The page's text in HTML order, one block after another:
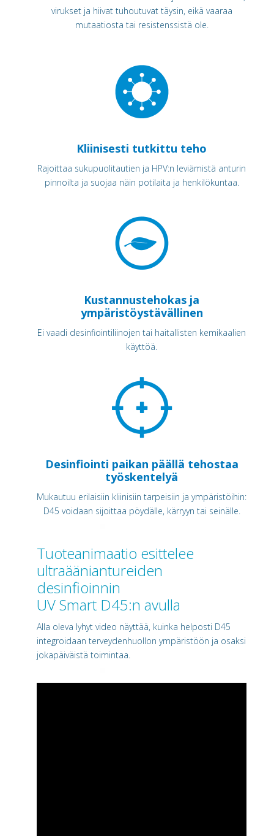
virukset ja hiivat tuhoutuvat täysin, eikä vaaraa
mutaatiosta tai resistenssistä ole.
Kliinisesti tutkittu teho
Rajoittaa sukupuolitautien ja HPV:n leviämistä anturin
pinnoilta ja suojaa näin potilaita ja henkilökuntaa.
Kustannustehokas ja
ympäristöystävällinen
Ei vaadi desinfiointiliinojen tai haitallisten kemikaalien
käyttöä.
Desinfiointi paikan päällä tehostaa
työskentelyä
Mukautuu erilaisiin kliinisiin tarpeisiin ja ympäristöihin:
D45 voidaan sijoittaa pöydälle, kärryyn tai seinälle.
Tuoteanimaatio esittelee
ultraääniantureiden
desinfioinnin
UV Smart D45:n avulla
Alla oleva lyhyt video näyttää, kuinka helposti D45
integroidaan terveydenhuollon ympäristöön ja osaksi
jokapäiväistä toimintaa.